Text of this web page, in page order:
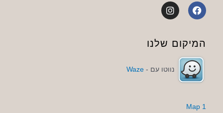
F
a
b
o
k
I
n
a
a
המיקום שלנו
נווטו עם -Waze
1 Map